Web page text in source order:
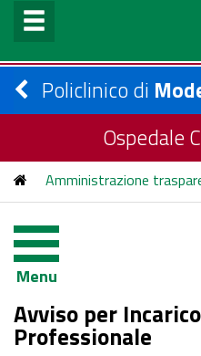
Policlinico di
Ospedale
Amministrazione
AVVISO DI SELEZIONE
COMPARATIVA PER IL
INCARICHI LIBERO
Menu
Avviso per
Professionale